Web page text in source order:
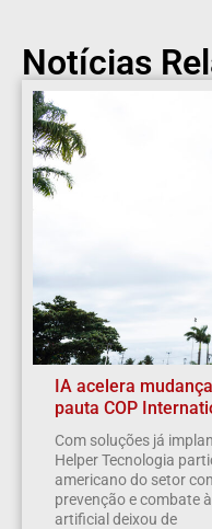
Notícias
IA acelera
pauta COP
Com soluções já
Helper Tecnologia
americano do setor
prevenção e combate
artificial deixou de